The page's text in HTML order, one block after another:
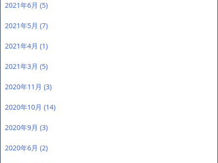
2021年6月 (5)
2021年5月 (7)
2021年4月 (1)
2021年3月 (5)
2020年11月 (3)
2020年10月 (14)
2020年9月 (3)
2020年6月 (2)